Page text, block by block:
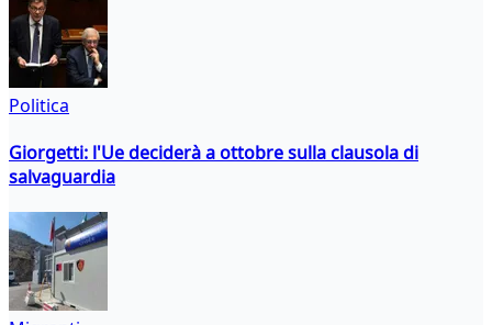
Politica
Giorgetti: l'Ue deciderà a ottobre sulla clausola di
salvaguardia